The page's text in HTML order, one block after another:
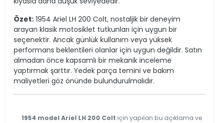
Özet: 1954 Ariel LH 200 Colt, nostaljik bir deneyim
arayan klasik motosiklet tutkunları için uygun bir
seçenektir. Ancak günlük kullanım veya yüksek
performans beklentileri olanlar için uygun değildir. Satın
almadan önce kapsamlı bir mekanik inceleme
yaptırmak şarttır. Yedek parça temini ve bakım
maliyetleri göz önünde bulundurulmalıdır.
1954 model Ariel LH 200 Colt için yapılan bu açıklama ve